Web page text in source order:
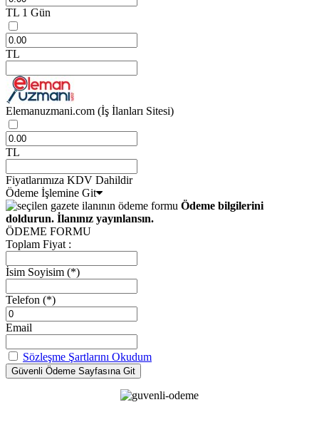
TL 1 Gün
TL
Elemanuzmani.com (İş İlanları Sitesi)
TL
Fiyatlarımıza KDV Dahildir
Ödeme İşlemine Git
Ödeme bilgilerini
doldurun. İlanınız yayınlansın.
ÖDEME FORMU
Toplam Fiyat :
İsim Soyisim (*)
Telefon (*)
Email
Sözleşme Şartlarını Okudum